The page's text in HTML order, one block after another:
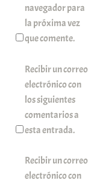
navegador para
la próxima vez
que comente.
Recibir un correo
electrónico con
los siguientes
comentarios a
esta entrada.
Recibir un correo
electrónico con